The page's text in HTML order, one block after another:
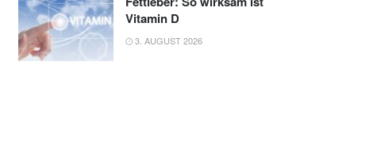
Vitamin D
3. AUGUST 2026